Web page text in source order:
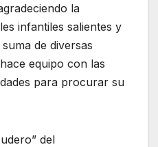
la
infantiles salientes y
de diversas
equipo con las
para procurar su
del